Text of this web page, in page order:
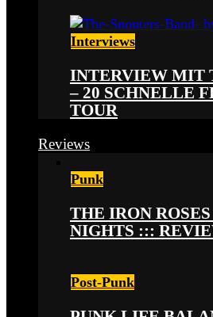
Interviews
INTERVIEW MIT
– 20 SCHNELLE
TOUR
Reviews
Punk
THE IRON
NIGHTS :::
Post-Punk